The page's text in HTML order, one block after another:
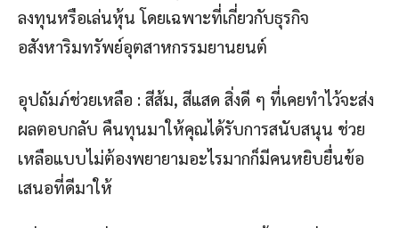
ลงทุนหรือเล่นหุ้น โดยเฉพาะที่เกี่ยวกับธุรกิจ
อสังหาริมทรัพย์อุตสาหกรรมยานยนต์
อุปถัมภ์ช่วยเหลือ : สีส้ม, สีแสด สิ่งดี ๆ ที่เคยทำไว้จะส่ง
ผลตอบกลับ คืนทุนมาให้คุณได้รับการสนับสนุน ช่วย
เหลือแบบไม่ต้องพยายามอะไรมากก็มีคนหยิบยื่นข้อ
เสนอที่ดีมาให้